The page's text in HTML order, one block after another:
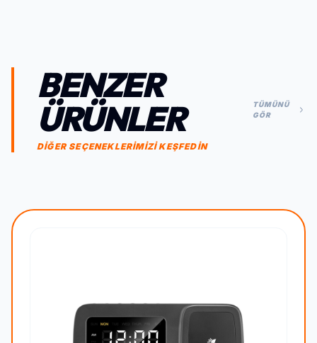
BENZER
ÜRÜNLER
DİĞER SEÇENEKLERİMİZİ KEŞFEDİN
TÜMÜNÜ
GÖR